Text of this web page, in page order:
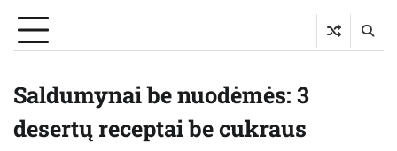
Saldumynai be nuodėmės: 3
desertų receptai be cukraus